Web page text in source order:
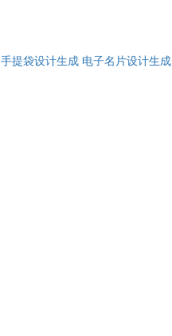
手提袋设计生成 电子名片设计生成